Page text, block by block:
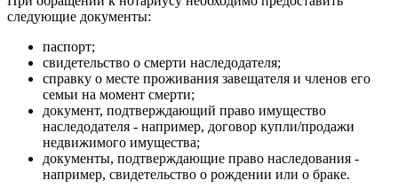
следующие документы:
паспорт;
свидетельство о смерти наследодателя;
справку о месте проживания завещателя и членов его
семьи на момент смерти;
документ, подтверждающий право имущество
наследодателя - например, договор купли/продажи
недвижимого имущества;
документы, подтверждающие право наследования -
например, свидетельство о рождении или о браке.